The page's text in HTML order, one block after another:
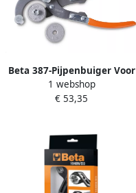
Beta 387-Pijpenbuiger Voor
Koperen 003870001
1 webshop
€ 53,35